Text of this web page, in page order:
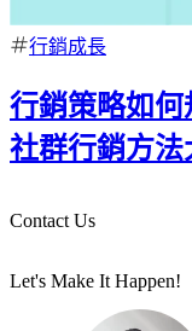
行銷成長
行銷策略如何
社群行銷方法
Contact Us
Let's Make It Happen!